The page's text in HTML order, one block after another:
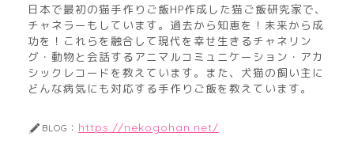
日本で最初の猫手作りご飯HP作成した猫ご飯研究家で、
チャネラーもしています。過去から知恵を！未来から成
功を！これらを融合して現代を幸せ生きるチャネリン
グ・動物と会話するアニマルコミュニケーション・アカ
シックレコードを教えています。また、犬猫の飼い主に
どんな病気にも対応する手作りご飯を教えています。
BLOG： https://nekogohan.net/